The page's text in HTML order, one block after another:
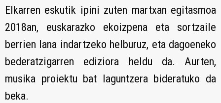
Elkarren eskutik ipini zuten martxan egitasmoa
2018an, euskarazko ekoizpena eta sortzaile
berrien lana indartzeko helburuz, eta dagoeneko
bederatzigarren ediziora heldu da. Aurten,
musika proiektu bat laguntzera bideratuko da
beka.